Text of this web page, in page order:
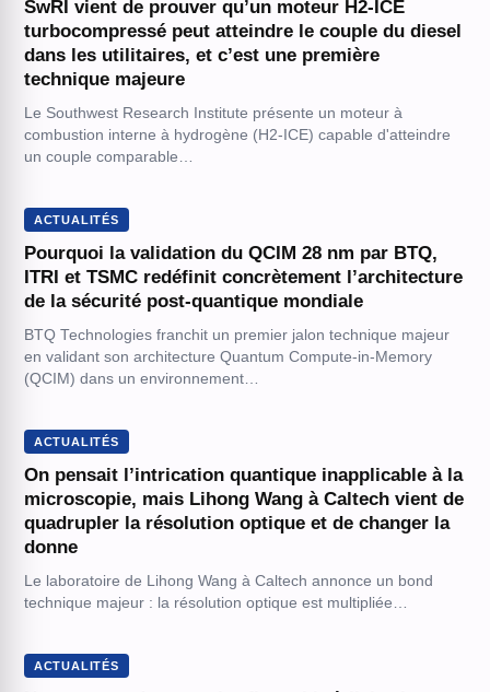
SwRI vient de prouver qu’un moteur H2-ICE
turbocompressé peut atteindre le couple du diesel
dans les utilitaires, et c’est une première
technique majeure
Le Southwest Research Institute présente un moteur à
combustion interne à hydrogène (H2-ICE) capable d'atteindre
un couple comparable…
ACTUALITÉS
Pourquoi la validation du QCIM 28 nm par BTQ,
ITRI et TSMC redéfinit concrètement l’architecture
de la sécurité post-quantique mondiale
BTQ Technologies franchit un premier jalon technique majeur
en validant son architecture Quantum Compute-in-Memory
(QCIM) dans un environnement…
ACTUALITÉS
On pensait l’intrication quantique inapplicable à la
microscopie, mais Lihong Wang à Caltech vient de
quadrupler la résolution optique et de changer la
donne
Le laboratoire de Lihong Wang à Caltech annonce un bond
technique majeur : la résolution optique est multipliée…
ACTUALITÉS